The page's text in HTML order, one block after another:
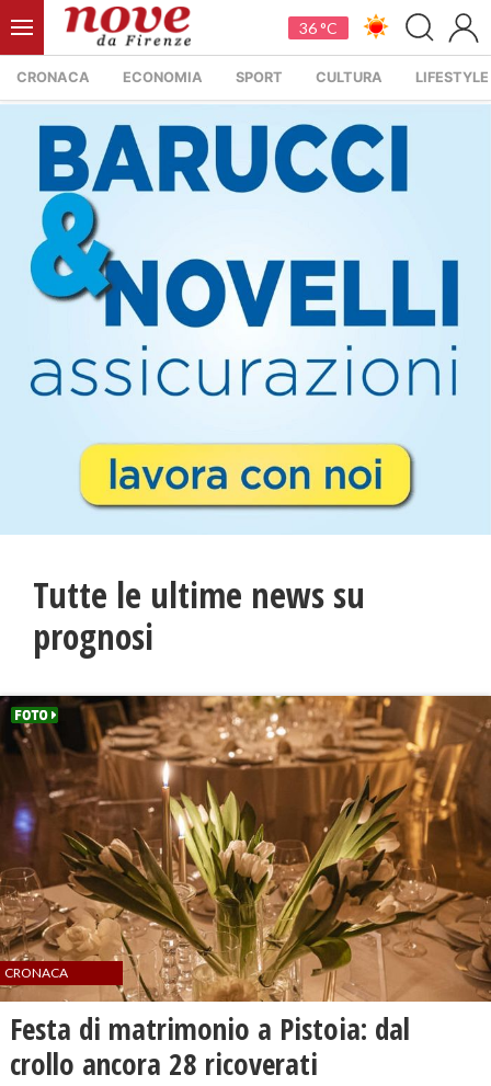
36 °C
CRONACA ECONOMIA SPORT CULTURA LIFESTYLE
Tutte le ultime news su
prognosi
CRONACA
Festa di matrimonio a Pistoia: dal
crollo ancora 28 ricoverati